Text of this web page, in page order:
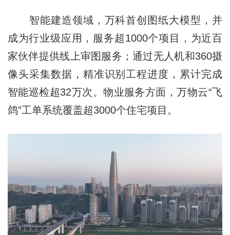
智能建造领域，万科首创图纸大模型，并
成为行业级应用，服务超1000个项目，为近百
家伙伴提供线上审图服务；通过无人机和360摄
像头采集数据，精准识别工程进度，累计完成
智能巡检超32万次。物业服务方面，万物云“飞
鸽”工单系统覆盖超3000个住宅项目。